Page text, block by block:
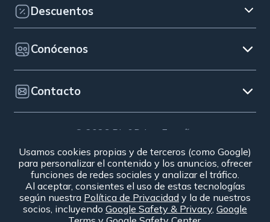
Descuentos
Conócenos
Contacto
© 2026 Bip&Drive. España
Aviso legal | Uso de cookies | Código ético y canal de
denuncias | Defensa del cliente | Condiciones
Generales de Contratación | Política de privacidad
Condiciones de venta de la baliza
Usamos cookies propias y de terceros (como Google)
para personalizar el contenido y los anuncios, ofrecer
funciones de redes sociales y analizar el tráfico.
Al aceptar, consientes el uso de estas tecnologías
según nuestra Política de Privacidad y la de nuestros
socios, incluyendo Google Safety & Privacy, Google